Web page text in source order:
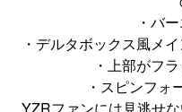
・バ
・デルタボックス風メ
・上部がフ
・スピンフォ